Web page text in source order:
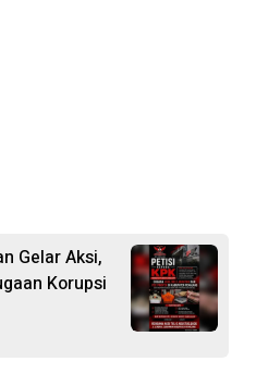
Gelar Aksi,
Korupsi